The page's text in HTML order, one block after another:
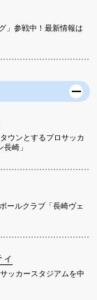
」参戦中！最新情報は
ウンとするプロサッカ
崎」
ールクラブ「長崎ヴェ
ッカースタジアムを中